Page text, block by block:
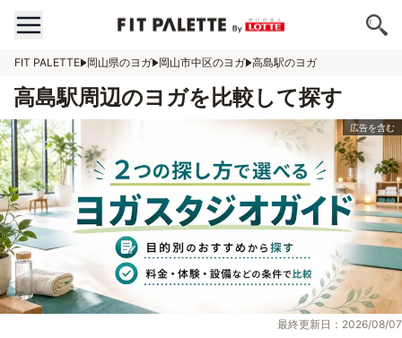
FIT PALETTE 岡山県のヨガ 岡山市中区のヨガ 高島駅のヨガ
高島駅周辺のヨガを比較して探す
最終更新日：2026/08/07